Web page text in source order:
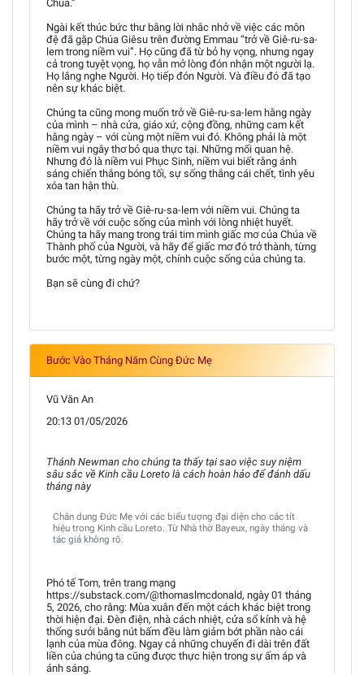
Chúa.”
Ngài kết thúc bức thư bằng lời nhắc nhở về việc các môn
đệ đã gặp Chúa Giêsu trên đường Emmau “trở về Giê-ru-sa-
lem trong niềm vui”. Họ cũng đã từ bỏ hy vọng, nhưng ngay
cả trong tuyệt vọng, họ vẫn mở lòng đón nhận một người lạ.
Họ lắng nghe Người. Họ tiếp đón Người. Và điều đó đã tạo
nên sự khác biệt.
Chúng ta cũng mong muốn trở về Giê-ru-sa-lem hằng ngày
của mình – nhà cửa, giáo xứ, cộng đồng, những cam kết
hằng ngày – với cùng một niềm vui đó. Không phải là một
niềm vui ngây thơ bỏ qua thực tại. Những mối quan hệ.
Nhưng đó là niềm vui Phục Sinh, niềm vui biết rằng ánh
sáng chiến thắng bóng tối, sự sống thắng cái chết, tình yêu
xóa tan hận thù.
Chúng ta hãy trở về Giê-ru-sa-lem với niềm vui. Chúng ta
hãy trở về với cuộc sống của mình với lòng nhiệt huyết.
Chúng ta hãy mang trong trái tim mình giấc mơ của Chúa về
Thành phố của Người, và hãy để giấc mơ đó trở thành, từng
bước một, từng ngày một, chính cuộc sống của chúng ta.
Bạn sẽ cùng đi chứ?
Bước Vào Tháng Năm Cùng Đức Mẹ
Vũ Văn An
20:13 01/05/2026
Thánh Newman cho chúng ta thấy tại sao việc suy niệm
sâu sắc về Kinh cầu Loreto là cách hoàn hảo để đánh dấu
tháng này
Chân dung Đức Mẹ với các biểu tượng đại diện cho các tít
hiệu trong Kinh cầu Loreto. Từ Nhà thờ Bayeux, ngày tháng và
tác giả không rõ.
Phó tế Tom, trên trang mạng
https://substack.com/@thomaslmcdonald, ngày 01 tháng
5, 2026, cho rằng: Mùa xuân đến một cách khác biệt trong
thời hiện đại. Đèn điện, nhà cách nhiệt, cửa sổ kính và hệ
thống sưởi bằng nút bấm đều làm giảm bớt phần nào cái
lạnh của mùa đông. Ngay cả những chuyến đi dài trên đất
liền của chúng ta cũng được thực hiện trong sự ấm áp và
ánh sáng.